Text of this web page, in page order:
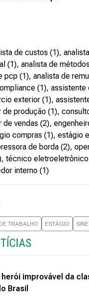
de custos (1),
(1), analista de
pcp (1), analista de
(1), assistente
exterior (1),
de produção (1),
vendas (2),
compras (1), estágio
de borda (2),
técnico
interno (1)
TRABALHO ESTÁGIO SINE
improvável da
Brasil